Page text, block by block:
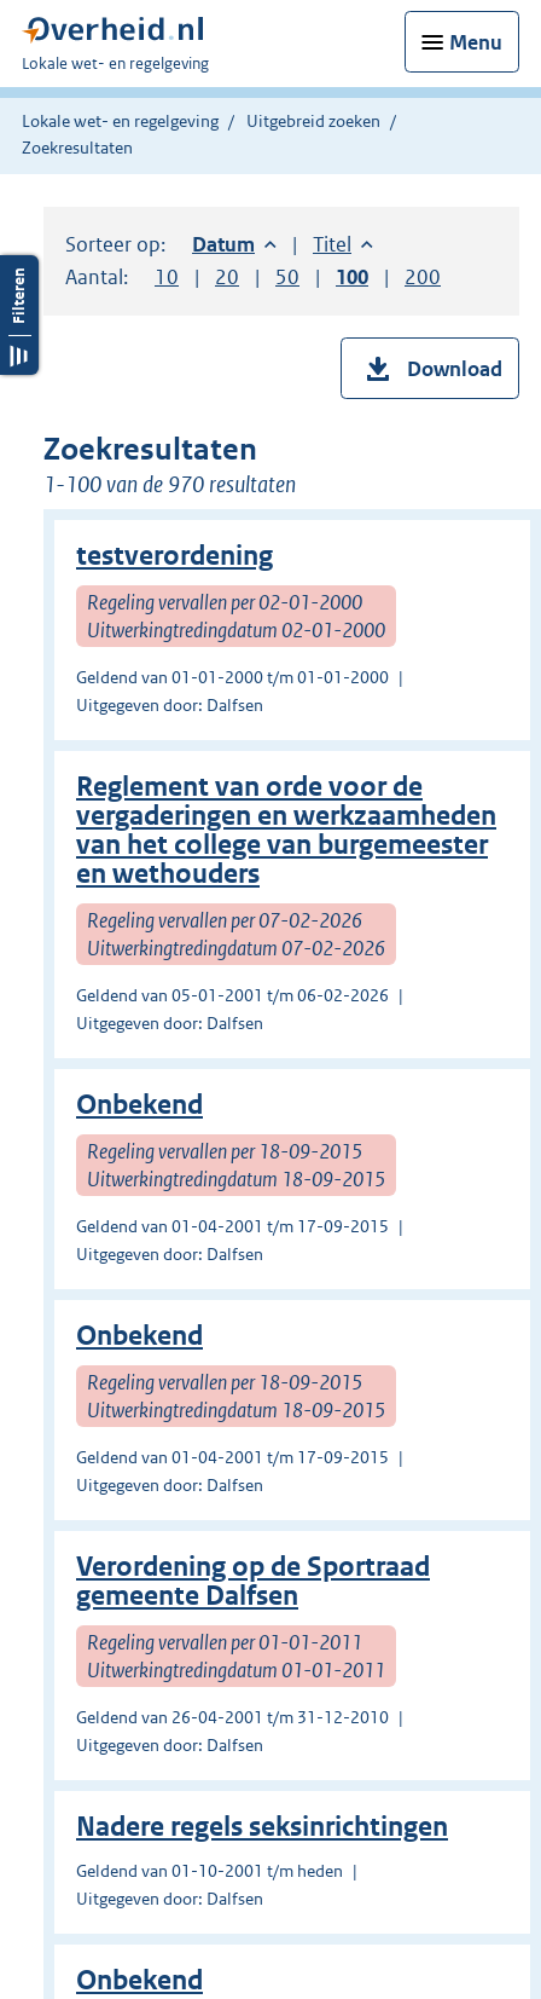
Menu
U
bent
hier:
Lokale wet- en regelgeving
Lokale wet- en regelgeving
Uitgebreid zoeken
Zoekresultaten
Sorteer op: Sorteer op:
Datum aflopendSorteer op:
Titel oplopend
Aantal:
Toon
10 resultaten per pagina
Toon
20 resultaten per pagina
Toon
50 resultaten per pagina
Toon
100 resultaten per
Toon
200
Download
Zoekresultaten
1-100 van de 970 resultaten
testverordening
Regeling vervallen per 02-01-2000
Uitwerkingtredingdatum 02-01-2000
Geldend van 01-01-2000 t/m 01-01-2000
Uitgegeven door: Dalfsen
Reglement van orde voor de
vergaderingen en werkzaamheden
van het college van burgemeester
en wethouders
Regeling vervallen per 07-02-2026
Uitwerkingtredingdatum 07-02-2026
Geldend van 05-01-2001 t/m 06-02-2026
Uitgegeven door: Dalfsen
Onbekend
Regeling vervallen per 18-09-2015
Uitwerkingtredingdatum 18-09-2015
Geldend van 01-04-2001 t/m 17-09-2015
Uitgegeven door: Dalfsen
Onbekend
Regeling vervallen per 18-09-2015
Uitwerkingtredingdatum 18-09-2015
Geldend van 01-04-2001 t/m 17-09-2015
Uitgegeven door: Dalfsen
Verordening op de Sportraad
gemeente Dalfsen
Regeling vervallen per 01-01-2011
Uitwerkingtredingdatum 01-01-2011
Geldend van 26-04-2001 t/m 31-12-2010
Uitgegeven door: Dalfsen
Nadere regels seksinrichtingen
Geldend van 01-10-2001 t/m heden
Uitgegeven door: Dalfsen
Onbekend